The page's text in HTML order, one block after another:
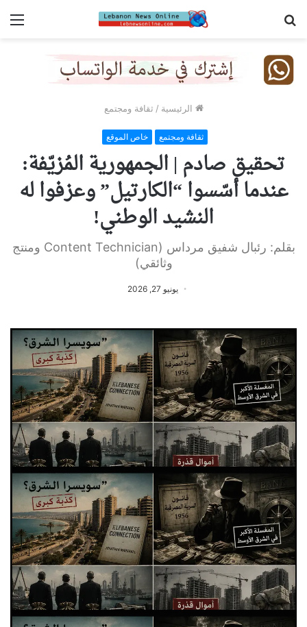
الرئيسية / ثقافة ومجتمع
ثقافة ومجتمع خاص الموقع
تحقيق صادم | الجمهورية المُزيّفة:
عندما أسّسوا “الكارتيل” وعزفوا له
النشيد الوطني!
بقلم: رئبال شفيق مرداس (Content Technician ومنتج
وثائقي)
يونيو 27, 2026